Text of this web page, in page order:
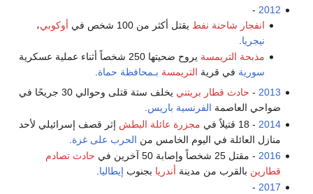
2012
-
انفجار شاحنة نفط يقتل أكثر من 100 شخص في أوكوبي،
نيجريا
مذبحة التريمسة يروح ضحيتها 250 شخصاً أثناء عملية عسكرية
سورية في قرية التريمسة بـمحافظة حماة
2013
- حادث قطار بريتني
يخلف ستة قتلى وحوالي 30 جريحًا في
ضواحي العاصمة الفرنسية باريس
2014 - 18 قتيلاً في مجزرة عائلة البطش إثر قصف إسرائيلي لأحد
منازل العائلة في اليوم الخامس من الحرب على غزة
2016 - مقتل 25 شخصاً وإصابة 50 آخرين في
حادث تصادم
قطارين بالقرب من مدينة أندريا بجنوب إيطاليا
2017
-